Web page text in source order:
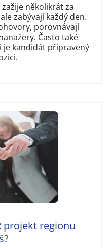
několikrát za
zabývají každý den.
porovnávají
Často také
je kandidát připravený
projekt regionu